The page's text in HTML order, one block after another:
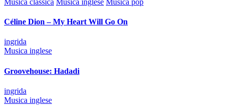
Céline Dion – My Heart Will Go On
Posted
by
ingrida
Posted
Musica inglese
Groovehouse: Hadadi
Posted
by
ingrida
Posted
Musica inglese